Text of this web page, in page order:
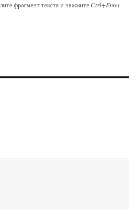
фрагмент текста и нажмите Ctrl+Enter.